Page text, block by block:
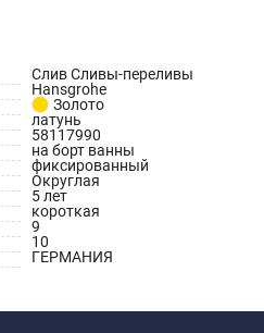
Слив Сливы-переливы
Hansgrohe
Золото
латунь
58117990
на борт ванны
фиксированный
Округлая
5 лет
короткая
9
10
ГЕРМАНИЯ